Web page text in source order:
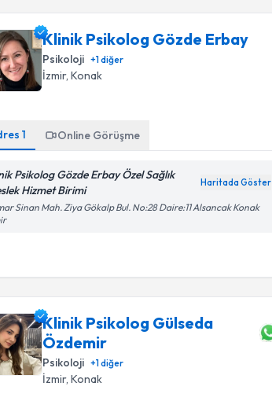
Klinik Psikolog Gözde Erbay
Psikoloji +1diğer
İzmir, Konak
1 Online Görüşme
Psikolog Gözde Erbay Özel Sağlık
Hizmet Birimi
Haritada Göster
Sinan Mah. Ziya Gökalp Bul. No:28 Daire:11 Alsancak Konak
Klinik Psikolog Gülseda
Özdemir
Psikoloji +1diğer
İzmir, Konak